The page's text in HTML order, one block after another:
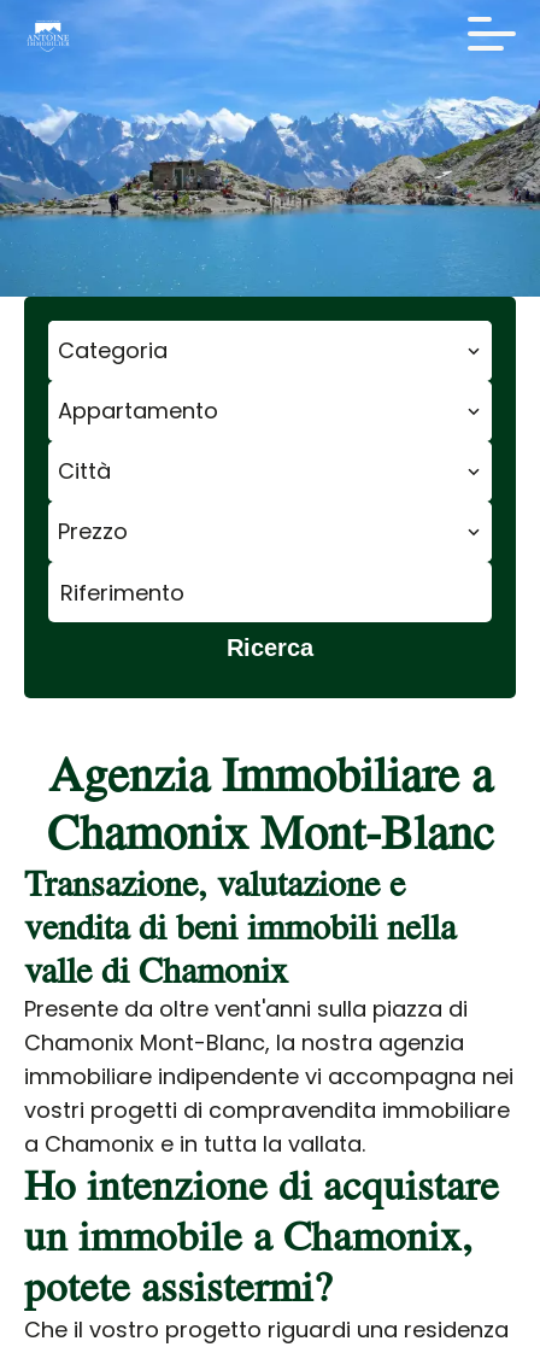
Categoria
Appartamento
Città
Prezzo
Ricerca
Agenzia Immobiliare a
Chamonix Mont-Blanc
Transazione, valutazione e
vendita di beni immobili nella
valle di Chamonix
Presente da oltre vent'anni sulla piazza di
Chamonix Mont-Blanc, la nostra agenzia
immobiliare indipendente vi accompagna nei
vostri progetti di compravendita immobiliare
a Chamonix e in tutta la vallata.
Ho intenzione di acquistare
un immobile a Chamonix,
potete assistermi?
Che il vostro progetto riguardi una residenza